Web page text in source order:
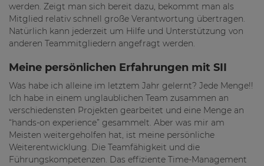
werden. Zeigt man sich bereit dazu, bekommt man als
Mitglied relativ schnell große Verantwortung übertragen.
Natürlich kann jederzeit um Hilfe und Unterstützung von
anderen Teammitgliedern angefragt werden.
Meine persönlichen Erfahrungen mit SII
Was habe ich alleine im letztem Jahr gelernt? Jede Menge!!
Ich habe in einem unglaublichen Team zusammen an
verschiedensten Projekten gearbeitet und eine Menge an
“hands-on experience” gesammelt. Aber was mir am
Meisten weitergeholfen hat, ist meine persönliche
Weiterentwicklung. Die Teamfähigkeit und die
Führungskompetenzen. Das effiziente Time-Management